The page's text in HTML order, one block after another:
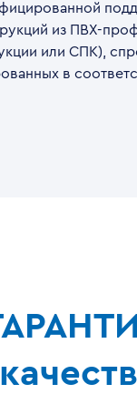
из ПВХ-
или СПК),
в